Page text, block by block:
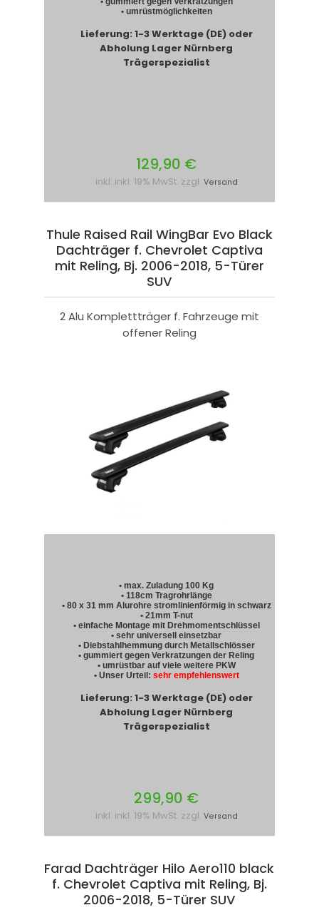
• umrüstmöglichkeiten
Lieferung: 1-3 Werktage (DE) oder
Abholung Lager Nürnberg
Trägerspezialist
129,90 €
inkl. inkl. 19% MwSt. zzgl. Versand
Thule Raised Rail WingBar Evo Black
Dachträger f. Chevrolet Captiva
mit Reling, Bj. 2006-2018, 5-Türer
SUV
2 Alu Komplettträger f. Fahrzeuge mit
offener Reling
• max. Zuladung 100 Kg
• 118cm Tragrohrlänge
• 80 x 31 mm Alurohre stromlinienförmig in schwarz
• 21mm T-nut
• einfache Montage mit Drehmomentschlüssel
• sehr universell einsetzbar
• Diebstahlhemmung durch Metallschlösser
• gummiert gegen Verkratzungen der Reling
• umrüstbar auf viele weitere PKW
• Unser Urteil: sehr empfehlenswert
Lieferung: 1-3 Werktage (DE) oder
Abholung Lager Nürnberg
Trägerspezialist
299,90 €
inkl. inkl. 19% MwSt. zzgl. Versand
Farad Dachträger Hilo Aero110 black
f. Chevrolet Captiva mit Reling, Bj.
2006-2018, 5-Türer SUV